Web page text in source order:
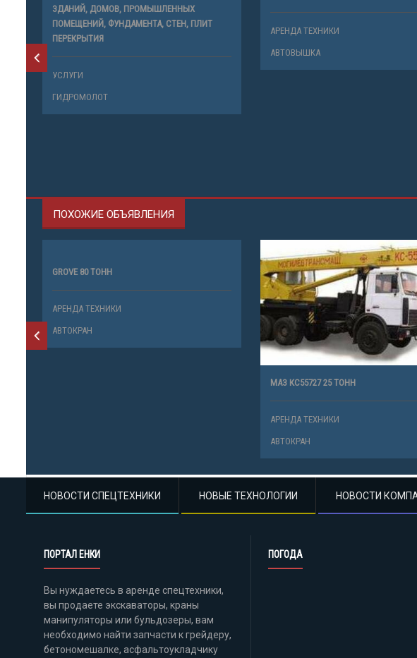
ЗДАНИЙ, ДОМОВ, ПРОМЫШЛЕННЫХ
ПОМЕЩЕНИЙ, ФУНДАМЕНТА, СТЕН, ПЛИТ
ПЕРЕКРЫТИЯ
УСЛУГИ
ГИДРОМОЛОТ
АРЕНДА ТЕХНИКИ
АВТОВЫШКА
ПОХОЖИЕ ОБЪЯВЛЕНИЯ
GROVE 80 ТОНН
АРЕНДА ТЕХНИКИ
АВТОКРАН
МАЗ КС55727 25 ТОНН
АРЕНДА ТЕХНИКИ
АВТОКРАН
НОВОСТИ СПЕЦТЕХНИКИ НОВЫЕ ТЕХНОЛОГИИ НОВОСТИ
ПОРТАЛ ЕНКИ
Вы нуждаетесь в аренде спецтехники,
вы продаете экскаваторы, краны
манипуляторы или бульдозеры, вам
необходимо найти запчасти к грейдеру,
бетономешалке, асфальтоукладчику
ПОГОДА